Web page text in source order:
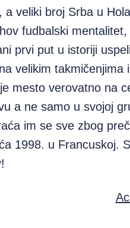
a veliki broj Srba u
fudbalski mentalitet,
prvi put u istoriji
velikim takmičenjima
mesto verovatno na
a ne samo u svojoj
im se sve zbog
1998. u Francuskoj.